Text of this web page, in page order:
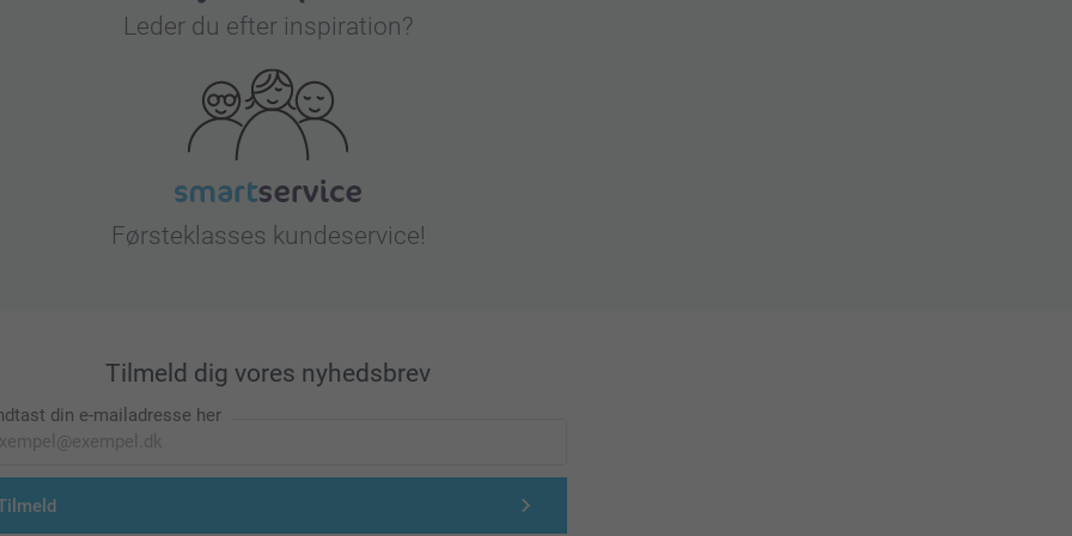
Leder du efter inspiration?
Førsteklasses kundeservice!
Tilmeld dig vores nyhedsbrev
din e-mailadresse her